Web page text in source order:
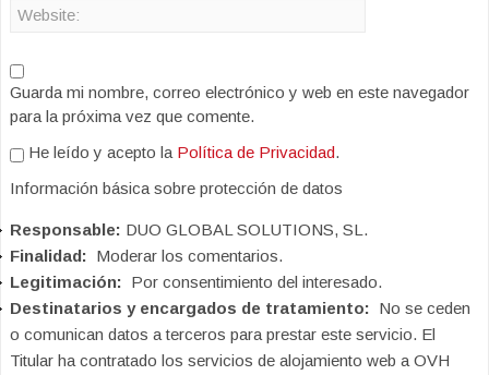
Guarda mi nombre, correo electrónico y web en este navegador
para la próxima vez que comente.
He leído y acepto la Política de Privacidad.
Información básica sobre protección de datos
Responsable: DUO GLOBAL SOLUTIONS, SL.
Finalidad: Moderar los comentarios.
Legitimación: Por consentimiento del interesado.
Destinatarios y encargados de tratamiento: No se ceden
o comunican datos a terceros para prestar este servicio. El
Titular ha contratado los servicios de alojamiento web a OVH